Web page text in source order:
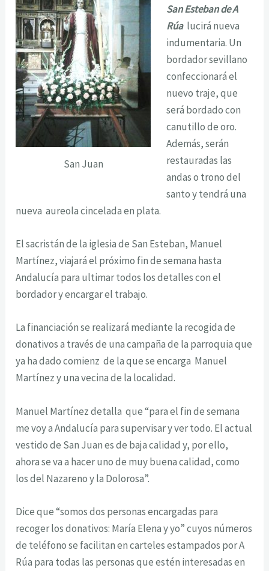
San Juan
San Esteban de A
Rúalucirá nueva
indumentaria. Un
bordador sevillano
confeccionará el
nuevo traje, que
será bordado con
canutillo de oro.
Además, serán
restauradas las
andas o trono del
santo y tendrá una
nueva aureola cincelada en plata.
El sacristán de la iglesia de San Esteban, Manuel
Martínez, viajará el próximo fin de semana hasta
Andalucía para ultimar todos los detalles con el
bordador y encargar el trabajo.
La financiación se realizará mediante la recogida de
donativos a través de una campaña de la parroquia que
ya ha dado comienz de la que se encarga Manuel
Martínez y una vecina de la localidad.
Manuel Martínez detalla que “para el fin de semana
me voy a Andalucía para supervisar y ver todo. El actual
vestido de San Juan es de baja calidad y, por ello,
ahora se va a hacer uno de muy buena calidad, como
los del Nazareno y la Dolorosa”.
Dice que “somos dos personas encargadas para
recoger los donativos: María Elena y yo” cuyos números
de teléfono se facilitan en carteles estampados por A
Rúa para todas las personas que estén interesadas en